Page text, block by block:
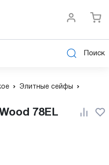
Поиск
Элитные сейфы